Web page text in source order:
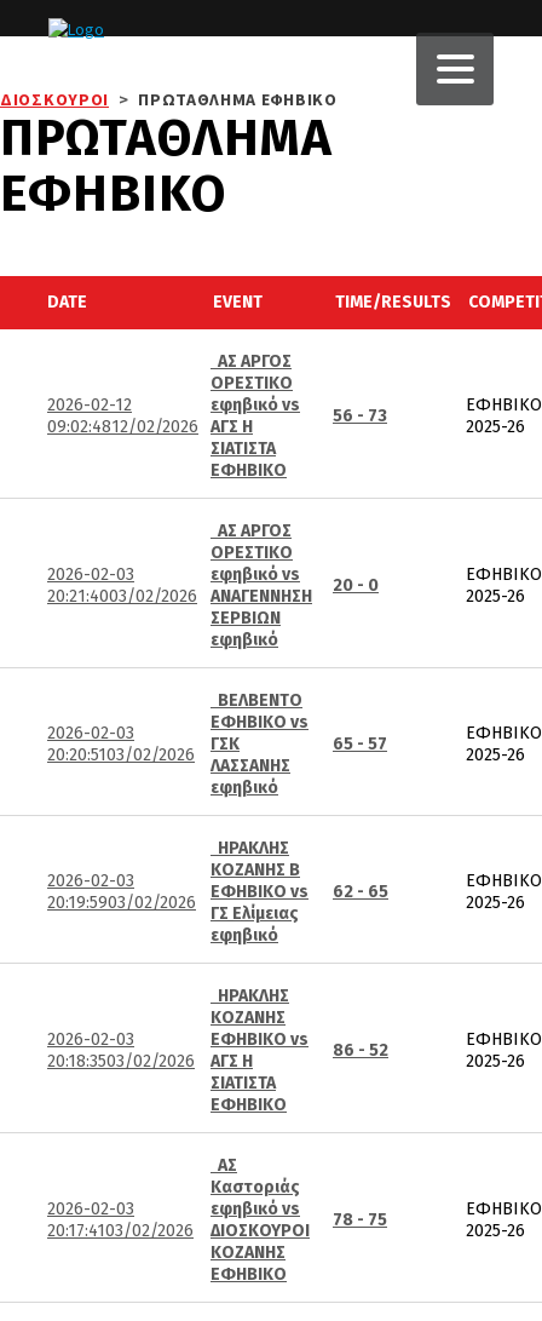
ΔΙΟΣΚΟΥΡΟΙ > ΠΡΩΤΑΘΛΗΜΑ ΕΦΗΒΙΚΟ
ΠΡΩΤΑΘΛΗΜΑ
ΕΦΗΒΙΚΟ
DATE EVENT TIME/RESULTS
2026-02-12
09:02:4812/02/2026
ΑΣ ΑΡΓΟΣ
ΟΡΕΣΤΙΚΟ
εφηβικό vs
ΑΓΣ Η
ΣΙΑΤΙΣΤΑ
ΕΦΗΒΙΚΟ
56 - 73
ΕΦΗΒΙΚΟ
2025-26
2026-02-03
20:21:4003/02/2026
ΑΣ ΑΡΓΟΣ
ΟΡΕΣΤΙΚΟ
εφηβικό vs
ΑΝΑΓΕΝΝΗΣΗ
ΣΕΡΒΙΩΝ
εφηβικό
20 - 0
ΕΦΗΒΙΚΟ
2025-26
2026-02-03
20:20:5103/02/2026
ΒΕΛΒΕΝΤΟ
ΕΦΗΒΙΚΟ vs
ΓΣΚ
ΛΑΣΣΑΝΗΣ
εφηβικό
65 - 57
ΕΦΗΒΙΚΟ
2025-26
2026-02-03
20:19:5903/02/2026
ΗΡΑΚΛΗΣ
ΚΟΖΑΝΗΣ Β
ΕΦΗΒΙΚΟ vs
ΓΣ Ελίμειας
εφηβικό
62 - 65
ΕΦΗΒΙΚΟ
2025-26
2026-02-03
20:18:3503/02/2026
ΗΡΑΚΛΗΣ
ΚΟΖΑΝΗΣ
ΕΦΗΒΙΚΟ vs
ΑΓΣ Η
ΣΙΑΤΙΣΤΑ
ΕΦΗΒΙΚΟ
86 - 52
ΕΦΗΒΙΚΟ
2025-26
2026-02-03
20:17:4103/02/2026
ΑΣ
Καστοριάς
εφηβικό vs
ΔΙΟΣΚΟΥΡΟΙ
ΚΟΖΑΝΗΣ
ΕΦΗΒΙΚΟ
78 - 75
ΕΦΗΒΙΚΟ
2025-26